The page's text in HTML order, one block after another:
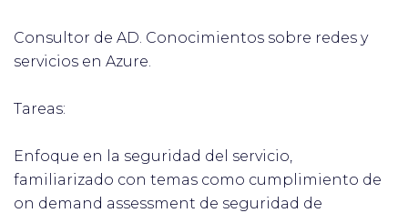
Consultor de AD. Conocimientos sobre redes y
servicios en Azure.
Tareas:
Enfoque en la seguridad del servicio,
familiarizado con temas como cumplimiento de
on demand assessment de seguridad de